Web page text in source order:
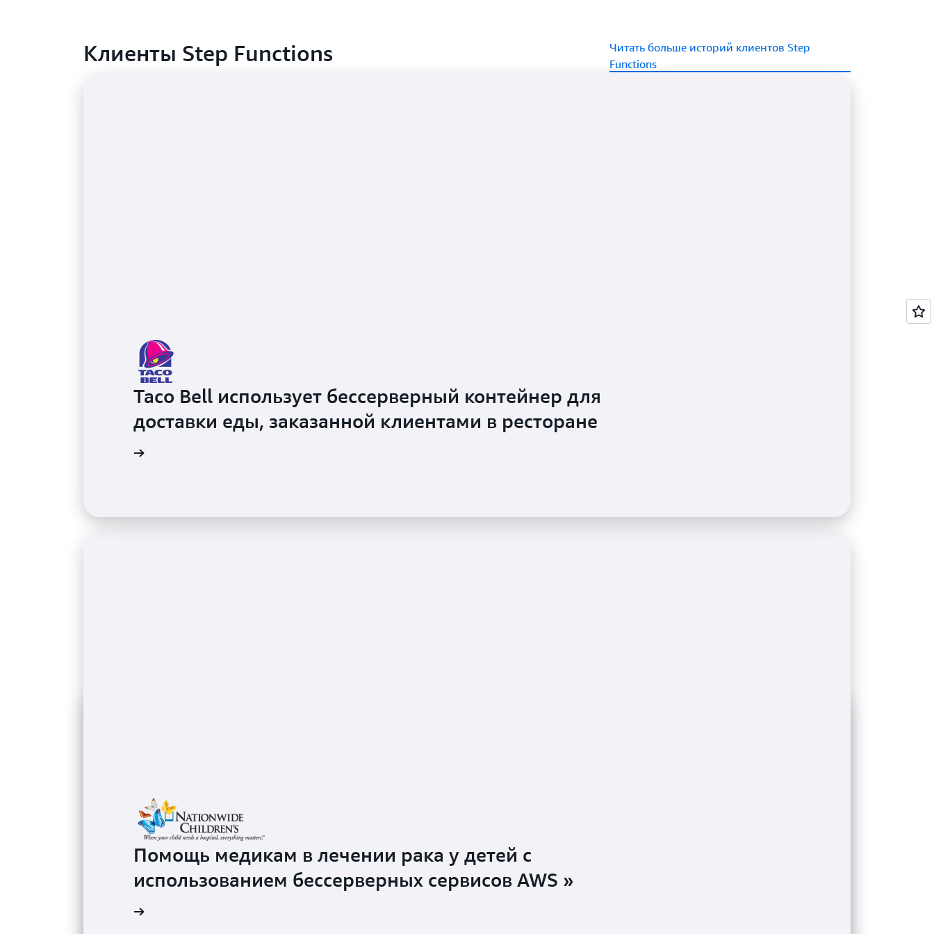
Клиенты Step Functions
Читать больше историй клиентов Step
Functions
Taco Bell использует бессерверный контейнер для
доставки еды, заказанной клиентами в ресторане
Помощь медикам в лечении рака у детей с
использованием бессерверных сервисов AWS »